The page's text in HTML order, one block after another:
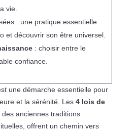
vie.
: une pratique essentielle
et découvrir son être universel.
: choisir entre le
confiance.
une démarche essentielle pour
et la sérénité. Les 4 lois de
des anciennes traditions
offrent un chemin vers